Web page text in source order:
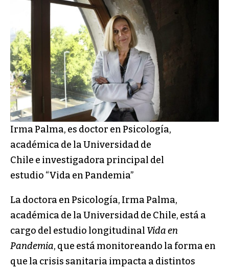
Irma Palma, es doctor en Psicología,
académica de la Universidad de
Chile e investigadora principal del
estudio “Vida en Pandemia”
La doctora en Psicología, Irma Palma,
académica de la Universidad de Chile, está a
cargo del estudio longitudinal Vida en
Pandemia, que está monitoreando la forma en
que la crisis sanitaria impacta a distintos